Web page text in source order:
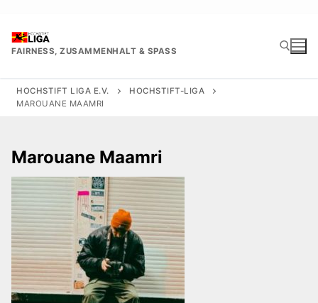
springen
FAIRNESS, ZUSAMMENHALT & SPASS
HOCHSTIFT LIGA E.V.
HOCHSTIFT-LIGA
MAROUANE MAAMRI
Marouane Maamri